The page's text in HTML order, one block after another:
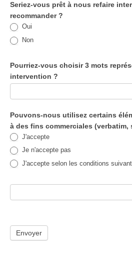
Seriez-vous prêt à nous refaire
recommander ?
Oui
Non
Pourriez-vous choisir 3 mots
intervention ?
Pouvons-nous utilisez certains
à des fins commerciales (verbatim,
J'accepte
Je n'accepte pas
J'accepte selon les conditions
Envoyer